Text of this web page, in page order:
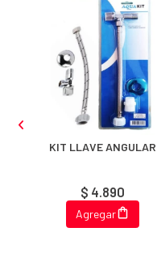
KIT LLAVE ANGULAR
$ 4.890
Agregar